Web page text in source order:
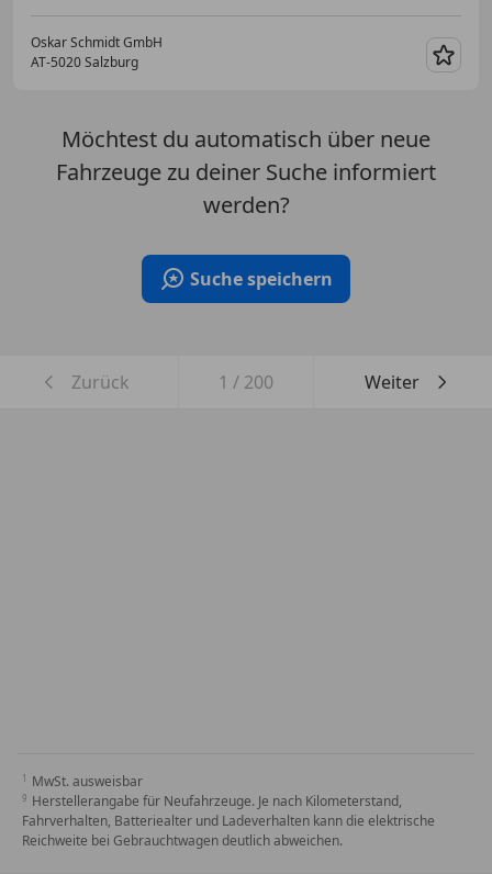
Oskar Schmidt GmbH
AT-5020 Salzburg
Möchtest du automatisch über neue
Fahrzeuge zu deiner Suche informiert
werden?
Suche speichern
Zurück 1 / 200 Weiter
MwSt. ausweisbar
Herstellerangabe für Neufahrzeuge. Je nach Kilometerstand,
Fahrverhalten, Batteriealter und Ladeverhalten kann die elektrische
Reichweite bei Gebrauchtwagen deutlich abweichen.